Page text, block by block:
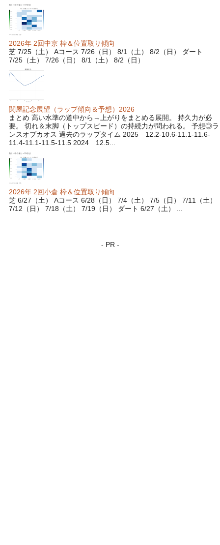
2026年 2回中京 枠＆位置取り傾向
芝 7/25（土） Aコース 7/26（日） 8/1（土） 8/2（日） ダート
7/25（土） 7/26（日） 8/1（土） 8/2（日）
関屋記念展望（ラップ傾向＆予想）2026
まとめ 高い水準の道中から→上がりをまとめる展開。 持久力が必
要。 切れ＆末脚（トップスピード）の持続力が問われる。 予想◎ラ
ンスオブカオス 過去のラップタイム 2025 12.2-10.6-11.1-11.6-
11.4-11.1-11.5-11.5 2024 12.5...
2026年 2回小倉 枠＆位置取り傾向
芝 6/27（土） Aコース 6/28（日） 7/4（土） 7/5（日） 7/11（土）
7/12（日） 7/18（土） 7/19（日） ダート 6/27（土） ...
- PR -